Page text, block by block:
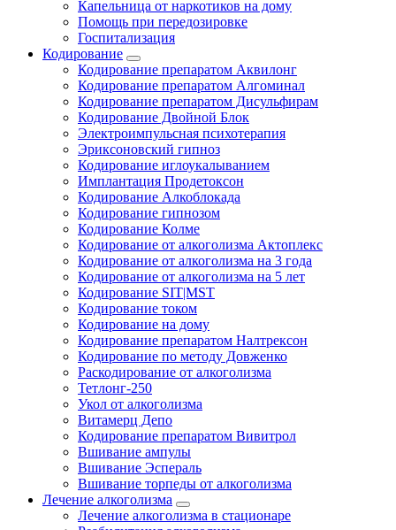
Капельница от наркотиков на дому
Помощь при передозировке
Госпитализация
Кодирование
Кодирование препаратом Аквилонг
Кодирование препаратом Алгоминал
Кодирование препаратом Дисульфирам
Кодирование Двойной Блок
Электроимпульсная психотерапия
Эриксоновский гипноз
Кодирование иглоукалыванием
Имплантация Продетоксон
Кодирование Алкоблокада
Кодирование гипнозом
Кодирование Колме
Кодирование от алкоголизма Актоплекс
Кодирование от алкоголизма на 3 года
Кодирование от алкоголизма на 5 лет
Кодирование SIT|MST
Кодирование током
Кодирование на дому
Кодирование препаратом Налтрексон
Кодирование по методу Довженко
Раскодирование от алкоголизма
Тетлонг-250
Укол от алкоголизма
Витамерц Депо
Кодирование препаратом Вивитрол
Вшивание ампулы
Вшивание Эспераль
Вшивание торпеды от алкоголизма
Лечение алкоголизма
Лечение алкоголизма в стационаре